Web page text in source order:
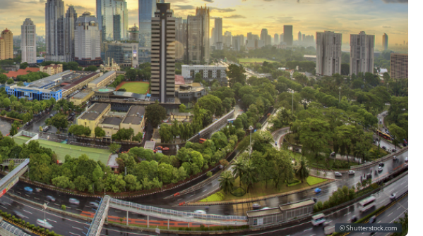
© Shutterstock.com